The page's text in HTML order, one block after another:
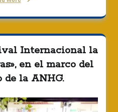
Internacional la
en el marco del
de la ANHG.